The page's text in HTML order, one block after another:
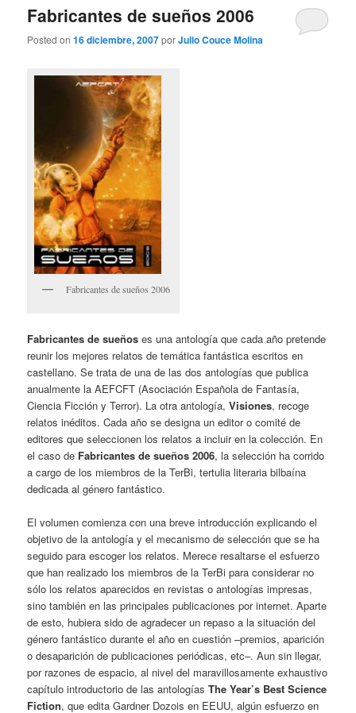
Fabricantes de sueños 2006
Posted on16 diciembre, 2007porJulio Couce Molina
Fabricantes de sueños 2006
Fabricantes de sueños es una antología que cada año pretende
reunir los mejores relatos de temática fantástica escritos en
castellano. Se trata de una de las dos antologías que publica
anualmente la AEFCFT (Asociación Española de Fantasía,
Ciencia Ficción y Terror). La otra antología,Visiones, recoge
relatos inéditos. Cada año se designa un editor o comité de
editores que seleccionen los relatos a incluir en la colección. En
el caso de Fabricantes de sueños 2006, la selección ha corrido
a cargo de los miembros de la TerBi, tertulia literaria bilbaína
dedicada al género fantástico.
El volumen comienza con una breve introducción explicando el
objetivo de la antología y el mecanismo de selección que se ha
seguido para escoger los relatos. Merece resaltarse el esfuerzo
que han realizado los miembros de la TerBi para considerar no
sólo los relatos aparecidos en revistas o antologías impresas,
sino también en las principales publicaciones por internet. Aparte
de esto, hubiera sido de agradecer un repaso a la situación del
género fantástico durante el año en cuestión –premios, aparición
o desaparición de publicaciones periódicas, etc–. Aun sin llegar,
por razones de espacio, al nivel del maravillosamente exhaustivo
capítulo introductorio de las antologíasThe Year’s Best Science
Fiction, que edita Gardner Dozois en EEUU, algún esfuerzo en